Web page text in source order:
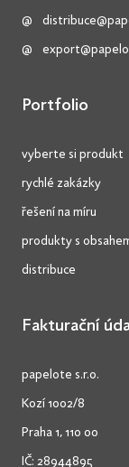
Portfolio
vyberte si produkt
rychlé zakázky
řešení na míru
produkty s
distribuce
Fakturační
papelote s.r.o.
Kozí 1002/8
Praha 1, 110 00
IČ: 28944895